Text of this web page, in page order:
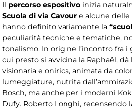
Il percorso espositivo inizia
Scuola di via Cavour e alcune delle
hanno definito variamente la
peculiarità tecniche e tematiche,
tonalismo. In origine l’incontro fra i
cui presto si avvicina la Raphaël, dà
visionaria e onirica, animata da
lumeggiature, nutrita
Bosch, ma anche per i moderni
Dufy. Roberto Longhi, recensendo